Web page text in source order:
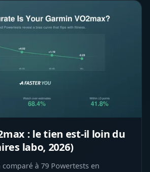
: le tien est-il loin du
labo, 2026)
à 79 Powertests en